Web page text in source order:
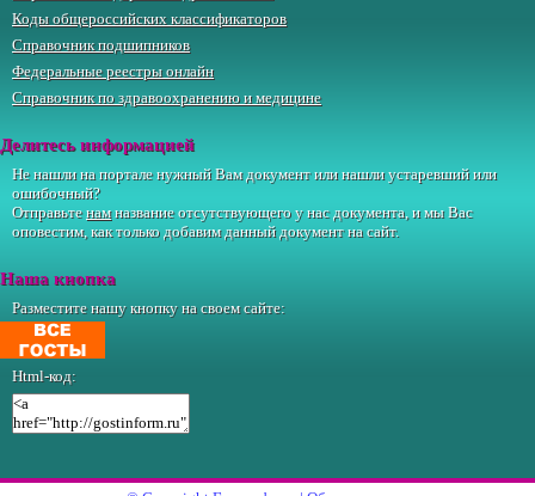
Коды общероссийских классификаторов
Справочник подшипников
Федеральные реестры онлайн
Справочник по здравоохранению и медицине
Делитесь информацией
Не нашли на портале нужный Вам документ или нашли устаревший или
ошибочный?
Отправьтенамназвание отсутствующего у нас документа, и мы Вас
оповестим, как только добавим данный документ на сайт.
Наша кнопка
Разместите нашу кнопку на своем сайте:
Html-код: